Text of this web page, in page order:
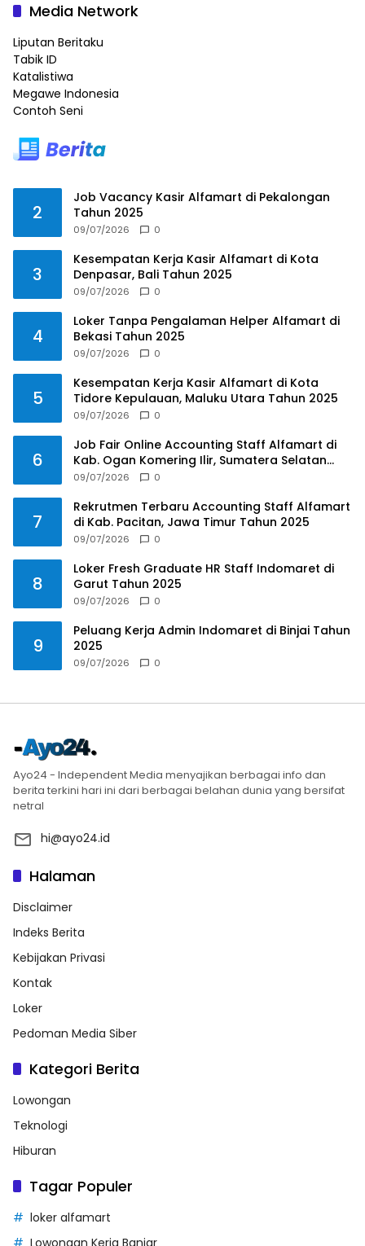
Media Network
Liputan Beritaku
Tabik ID
Katalistiwa
Megawe Indonesia
Contoh Seni
2
Job Vacancy Kasir Alfamart di Pekalongan
Tahun 2025
09/07/2026 0
3
Kesempatan Kerja Kasir Alfamart di Kota
Denpasar, Bali Tahun 2025
09/07/2026 0
4
Loker Tanpa Pengalaman Helper Alfamart di
Bekasi Tahun 2025
09/07/2026 0
5
Kesempatan Kerja Kasir Alfamart di Kota
Tidore Kepulauan, Maluku Utara Tahun 2025
09/07/2026 0
6
Job Fair Online Accounting Staff Alfamart di
Kab. Ogan Komering Ilir, Sumatera Selatan
Tahun 2025
09/07/2026 0
7
Rekrutmen Terbaru Accounting Staff Alfamart
di Kab. Pacitan, Jawa Timur Tahun 2025
09/07/2026 0
8
Loker Fresh Graduate HR Staff Indomaret di
Garut Tahun 2025
09/07/2026 0
9
Peluang Kerja Admin Indomaret di Binjai Tahun
2025
09/07/2026 0
Ayo24 - Independent Media menyajikan berbagai info dan
berita terkini hari ini dari berbagai belahan dunia yang bersifat
netral
hi@ayo24.id
Halaman
Disclaimer
Indeks Berita
Kebijakan Privasi
Kontak
Loker
Pedoman Media Siber
Kategori Berita
Lowongan
Teknologi
Hiburan
Tagar Populer
loker alfamart